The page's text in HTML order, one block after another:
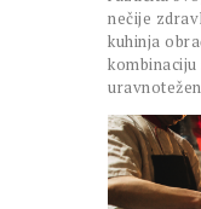
nečije
kuhinja